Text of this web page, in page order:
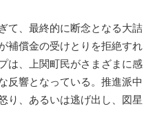
、最終的に断念となる大詰
補償金の受けとりを拒絶すれ
は、上関町民がさまざまに感
反響となっている。推進派中
り、あるいは逃げ出し、図星